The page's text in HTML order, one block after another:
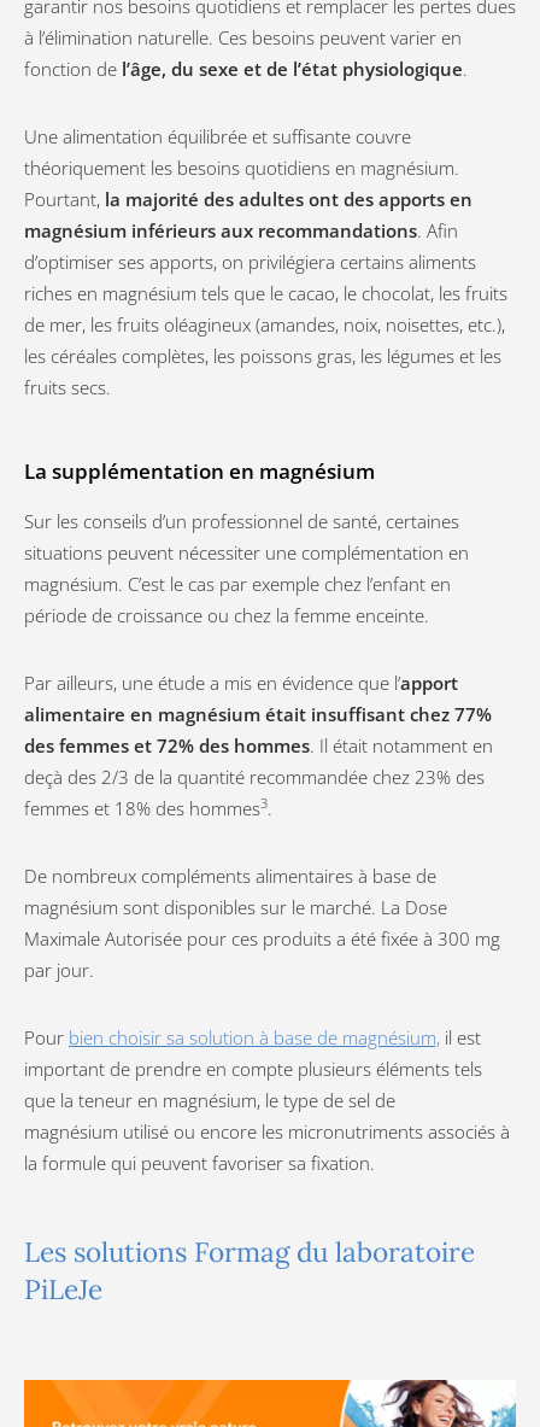
garantir nos besoins quotidiens et remplacer les pertes dues
à l’élimination naturelle. Ces besoins peuvent varier en
fonction de l’âge, du sexe et de l’état physiologique.
Une alimentation équilibrée et suffisante couvre
théoriquement les besoins quotidiens en magnésium.
Pourtant, la majorité des adultes ont des apports en
magnésium inférieurs aux recommandations. Afin
d’optimiser ses apports, on privilégiera certains aliments
riches en magnésium tels que le cacao, le chocolat, les fruits
de mer, les fruits oléagineux (amandes, noix, noisettes, etc.),
les céréales complètes, les poissons gras, les légumes et les
fruits secs.
La supplémentation en magnésium
Sur les conseils d’un professionnel de santé, certaines
situations peuvent nécessiter une complémentation en
magnésium. C’est le cas par exemple chez l’enfant en
période de croissance ou chez la femme enceinte.
Par ailleurs, une étude a mis en évidence que l’apport
alimentaire en magnésium était insuffisant chez 77%
des femmes et 72% des hommes. Il était notamment en
deçà des 2/3 de la quantité recommandée chez 23% des
femmes et 18% des hommes3.
De nombreux compléments alimentaires à base de
magnésium sont disponibles sur le marché. La Dose
Maximale Autorisée pour ces produits a été fixée à 300 mg
par jour.
Pour bien choisir sa solution à base de magnésium, il est
important de prendre en compte plusieurs éléments tels
que la teneur en magnésium, le type de sel de
magnésium utilisé ou encore les micronutriments associés à
la formule qui peuvent favoriser sa fixation.
Les solutions Formag du laboratoire
PiLeJe